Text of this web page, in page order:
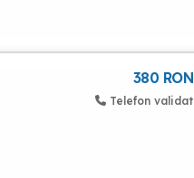
380 RON
Telefon validat